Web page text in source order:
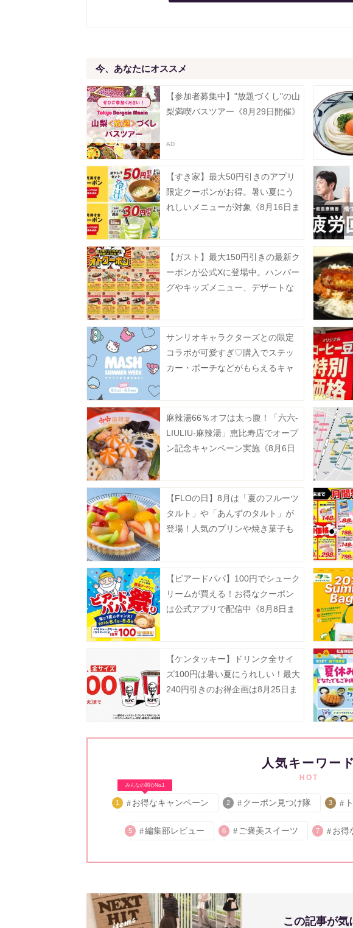
今、あなたにオススメ
【参加者募集中】"放題づくし"の山
梨満喫バスツアー《8月29日開催》
【すき家】最大50円引きのアプリ
限定クーポンがお得。暑い夏にう
れしいメニューが対象《8月16日ま
【ガスト】最大150円引きの最新ク
ーポンが公式Xに登場中。ハンバー
グやキッズメニュー、デザートな
サンリオキャラクターズとの限定
コラボが可愛すぎ♡購入でステッ
カー・ポーチなどがもらえるキャ
麻辣湯66％オフは太っ腹！「六六-
LIULIU-麻辣湯」恵比寿店でオープ
ン記念キャンペーン実施《8月6日
【FLOの日】8月は「夏のフルーツ
タルト」や「あんずのタルト」が
登場！人気のプリンや焼き菓子も
【ビアードパパ】100円でシューク
リームが買える！お得なクーポン
は公式アプリで配信中《8月8日ま
【ケンタッキー】ドリンク全サイ
ズ100円は暑い夏にうれしい！最大
240円引きのお得企画は8月25日ま
人気キーワード
HOT
みんなの関心No.1
1 お得なキャンペーン 2 クーポン見つけ隊 3
5 編集部レビュー 6 ご褒美スイーツ 7 お得
この記事が気